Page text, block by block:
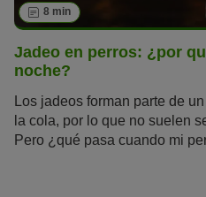
8 min
Jadeo en perros: ¿por
noche?
Los jadeos forman parte de
la cola, por lo que no suelen
Pero ¿qué pasa cuando mi